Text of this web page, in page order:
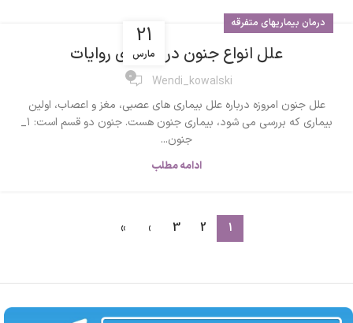
21
مارس
درمان بیماریهای متفرقه
علل انواع جنون در آیینه ی روایات
Wendi_kowalski
0
علل جنون امروزه درباره علل بیماری های عصبی، مغز و اعصاب، اولین
بیماری که بررسی می شود، بیماری جنون هست. جنون دو قسم است: ۱_
جنون...
ادامه مطلب
1
2
3
›
»